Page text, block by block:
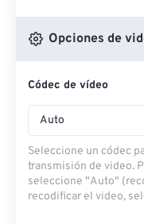
Desde
Desde
Opciones de
Códec de vídeo
Auto
Seleccione un códec
transmisión de video.
seleccione "Auto"
recodificar el video,